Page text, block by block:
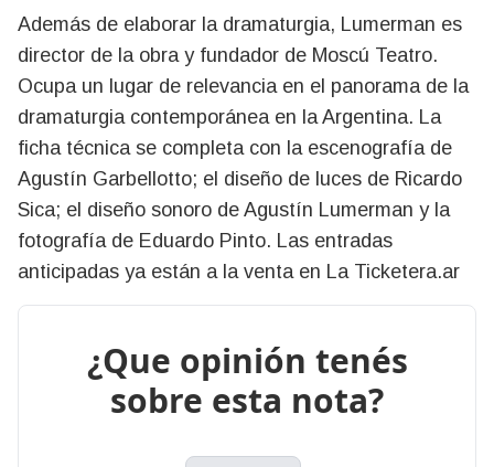
Además de elaborar la dramaturgia, Lumerman es
director de la obra y fundador de Moscú Teatro.
Ocupa un lugar de relevancia en el panorama de la
dramaturgia contemporánea en la Argentina. La
ficha técnica se completa con la escenografía de
Agustín Garbellotto; el diseño de luces de Ricardo
Sica; el diseño sonoro de Agustín Lumerman y la
fotografía de Eduardo Pinto. Las entradas
anticipadas ya están a la venta en La Ticketera.ar
¿Que opinión tenés
sobre esta nota?